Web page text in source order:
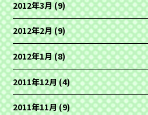
2012年3月(9)
2012年2月(9)
2012年1月(8)
2011年12月(4)
2011年11月(9)